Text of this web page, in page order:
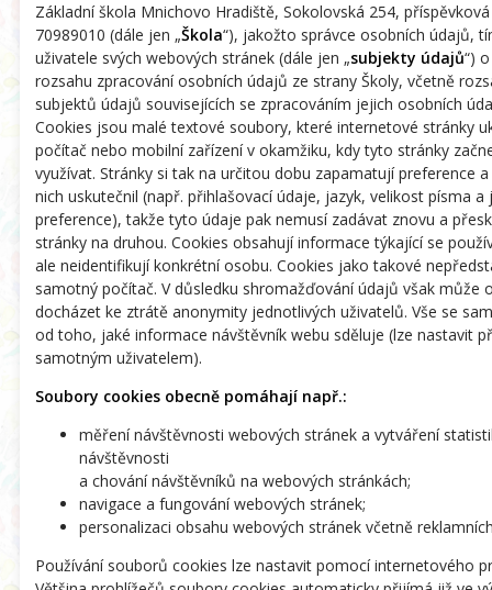
Základní škola Mnichovo Hradiště, Sokolovská 254,
70989010 (dále jen „Škola“), jakožto správce osobních údajů,
uživatele svých webových stránek (dále jen „subjekty údajů“)
rozsahu zpracování osobních údajů ze strany Školy, včetně
subjektů údajů souvisejících se zpracováním jejich osobních
Cookies jsou malé textové soubory, které internetové stránky
počítač nebo mobilní zařízení v okamžiku, kdy tyto stránky
využívat. Stránky si tak na určitou dobu zapamatují preference
nich uskutečnil (např. přihlašovací údaje, jazyk, velikost písma a
preference), takže tyto údaje pak nemusí zadávat znovu a
stránky na druhou. Cookies obsahují informace týkající se
ale neidentifikují konkrétní osobu. Cookies jako takové
samotný počítač. V důsledku shromažďování údajů však může
docházet ke ztrátě anonymity jednotlivých uživatelů. Vše se
od toho, jaké informace návštěvník webu sděluje (lze nastavit
samotným uživatelem).
Soubory cookies obecně pomáhají např.:
měření návštěvnosti webových stránek a vytváření
návštěvnosti
a chování návštěvníků na webových stránkách;
navigace a fungování webových stránek;
personalizaci obsahu webových stránek včetně
Používání souborů cookies lze nastavit pomocí internetového